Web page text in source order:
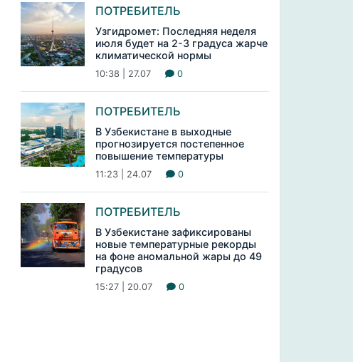
ПОТРЕБИТЕЛЬ
Узгидромет: Последняя неделя
июля будет на 2-3 градуса жарче
климатической нормы
10:38 | 27.07 0
ПОТРЕБИТЕЛЬ
В Узбекистане в выходные
прогнозируется постепенное
повышение температуры
11:23 | 24.07 0
ПОТРЕБИТЕЛЬ
В Узбекистане зафиксированы
новые температурные рекорды
на фоне аномальной жары до 49
градусов
15:27 | 20.07 0